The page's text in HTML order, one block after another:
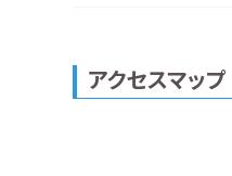
アクセスマップ